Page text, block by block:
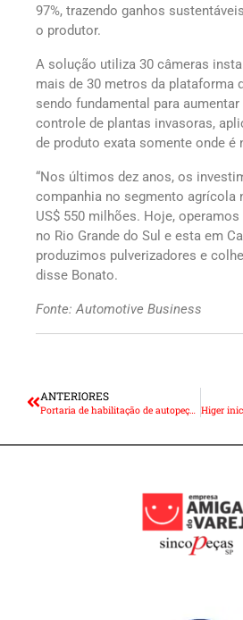
97%, trazendo ganhos
o produtor.
A solução utiliza 30 câmeras
mais de 30 metros da plataforma
sendo fundamental para
controle de plantas invasoras,
de produto exata somente onde é
“Nos últimos dez anos, os
companhia no segmento agrícola
US$ 550 milhões. Hoje,
no Rio Grande do Sul e esta em
produzimos pulverizadores e
disse Bonato.
Fonte: Automotive Business
ANTERIORES
Portaria de habilitação de autopeças “não produzidas” sai esta semana